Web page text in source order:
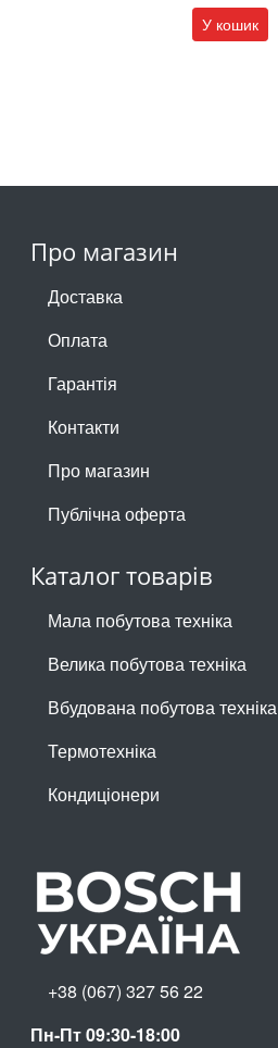
У кошик
Про магазин
Доставка
Оплата
Гарантія
Контакти
Про магазин
Публічна оферта
Каталог товарів
Мала побутова техніка
Велика побутова техніка
Вбудована побутова техніка
Термотехніка
Кондиціонери
+38 (067) 327 56 22
Пн-Пт 09:30-18:00